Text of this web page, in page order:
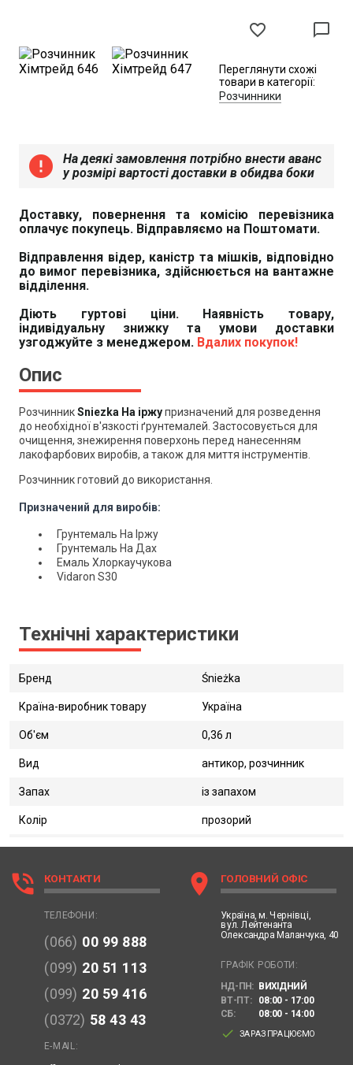
favorite_border chat_bubble_outline
Переглянути схожі
товари в категорії:
Розчинники
error
На деякі замовлення потрібно внести аванс
у розмірі вартості доставки в обидва боки
Доставку, повернення та комісію перевізника
оплачує покупець. Відправляємо на Поштомати.
Відправлення відер, каністр та мішків, відповідно
до вимог перевізника, здійснюється на вантажне
відділення.
Діють гуртові ціни. Наявність товару,
індивідуальну знижку та умови доставки
узгоджуйте з менеджером. Вдалих покупок!
Опис
РозчинникSniezka На іржупризначений для розведення
до необхідної в'язкості ґрунтемалей. Застосовується для
очищення, знежирення поверхонь перед нанесенням
лакофарбових виробів, а також для миття інструментів.
Розчинник готовий до використання.
Призначений для виробів:
Грунтемаль На Іржу
Грунтемаль На Дах
Емаль Хлоркаучукова
Vidaron S30
Технічні характеристики
Бренд Śnieżka
Країна-виробник товару Україна
Об'єм 0,36 л
Вид антикор, розчинник
Запах із запахом
Колір прозорий
phone_in_talk КОНТАКТИ
ТЕЛЕФОНИ:
(066) 00 99 888
(099) 20 51 113
(099) 20 59 416
(0372) 58 43 43
E-MAIL:
location_on ГОЛОВНИЙ ОФІС
Україна, м. Чернівці,
вул. Лейтенанта
Олександра Маланчука, 40
ГРАФІК РОБОТИ:
НД-ПН: ВИХІДНИЙ
ВТ-ПТ:
08:00 - 17:00
СБ:
08:00 - 14:00
done ЗАРАЗ ПРАЦЮЄМО